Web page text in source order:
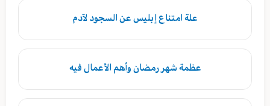
علة امتناع إبليس عن السجود لآدم
عظمة شهر رمضان وأهم الأعمال فيه